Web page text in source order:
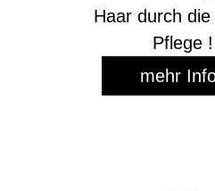
Haar durch
Pflege !
mehr